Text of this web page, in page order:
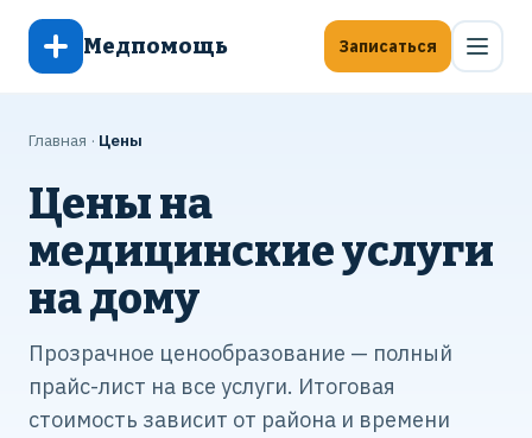
Медпомощь Записаться
Главная · Цены
Цены на
медицинские услуги
на дому
Прозрачное ценообразование — полный
прайс-лист на все услуги. Итоговая
стоимость зависит от района и времени